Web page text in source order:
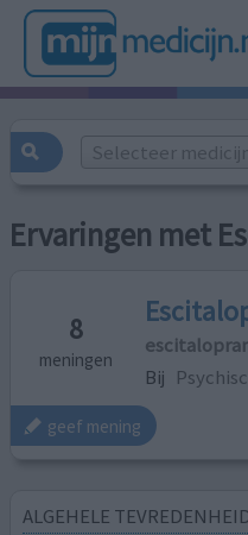
Selecteer
Ervaringen met
8
meningen
Bij
geef mening
ALGEHELE